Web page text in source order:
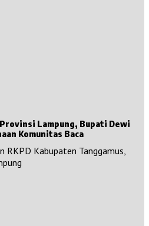
Lampung, Bupati Dewi
Komunitas Baca